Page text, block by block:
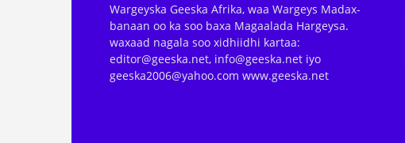
Wargeyska Geeska Afrika, waa Wargeys Madax-
banaan oo ka soo baxa Magaalada Hargeysa.
waxaad nagala soo xidhiidhi kartaa:
editor@geeska.net, info@geeska.net iyo
geeska2006@yahoo.com www.geeska.net